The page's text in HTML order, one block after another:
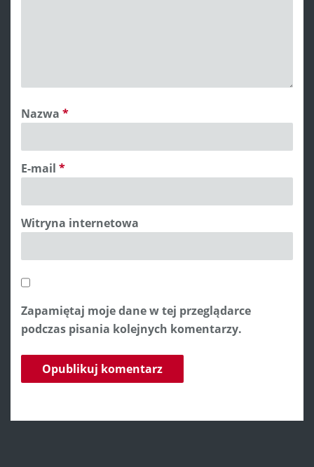
Nazwa *
E-mail *
Witryna internetowa
Zapamiętaj moje dane w tej przeglądarce
podczas pisania kolejnych komentarzy.